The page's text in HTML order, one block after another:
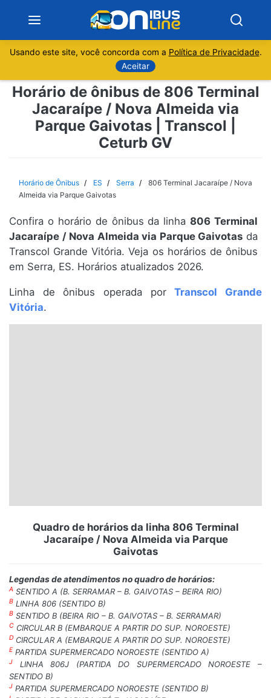
Sobre
Minas Gerais
Rio de Janeiro
Espírito Santo
Paraná
Rio Grande do Sul
Usando este site, você concorda com a Política de Privacidade.
Aceitar
Horário de ônibus de 806 Terminal
Jacaraípe / Nova Almeida via
Parque Gaivotas | Transcol |
Ceturb GV
Horário de Ônibus ES Serra
806 Terminal Jacaraípe / Nova
Almeida via Parque Gaivotas
Confira o horário de ônibus da linha806 Terminal
Jacaraípe / Nova Almeida via Parque Gaivotas da
Transcol Grande Vitória. Veja os horários de ônibus
em Serra, ES. Horários atualizados 2026.
Linha de ônibus operada porTranscol Grande
Vitória.
Quadro de horários da linha 806 Terminal
Jacaraípe / Nova Almeida via Parque
Gaivotas
Legendas de atendimentos no quadro de horários:
A SENTIDO A (B. SERRAMAR – B. GAIVOTAS – BEIRA RIO)
B LINHA 806 (SENTIDO B)
B SENTIDO B (BEIRA RIO – B. GAIVOTAS – B. SERRAMAR)
C CIRCULAR B (EMBARQUE A PARTIR DO SUP. NOROESTE)
D CIRCULAR A (EMBARQUE A PARTIR DO SUP. NOROESTE)
E PARTIDA SUPERMERCADO NOROESTE (SENTIDO A)
J
LINHA 806J (PARTIDA DO SUPERMERCADO NOROESTE –
SENTIDO B)
J PARTIDA SUPERMERCADO NOROESTE (SENTIDO B)